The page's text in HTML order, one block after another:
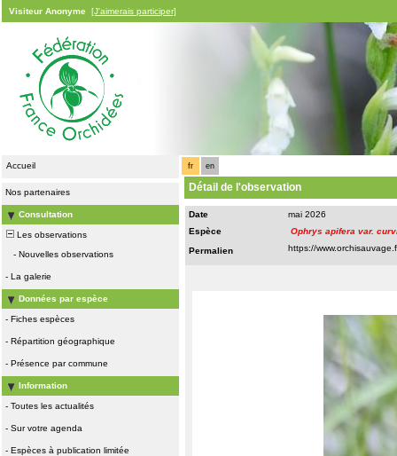
Visiteur Anonyme [J'aimerais participer]
Accueil
Nos partenaires
Consultation
Les observations
- Nouvelles observations
- La galerie
Données par espèce
- Fiches espèces
- Répartition géographique
- Présence par commune
Information
- Toutes les actualités
- Sur votre agenda
- Espèces à publication limitée
fr en
Détail de l'observation
Date
mai 2026
Espèce
Ophrys apifera var.
Permalien